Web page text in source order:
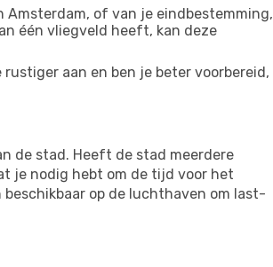
of van je eindbestemming,
één vliegveld heeft, kan deze
aan en ben je beter voorbereid,
de stad. Heeft de stad meerdere
je nodig hebt om de tijd voor het
op de luchthaven om last-